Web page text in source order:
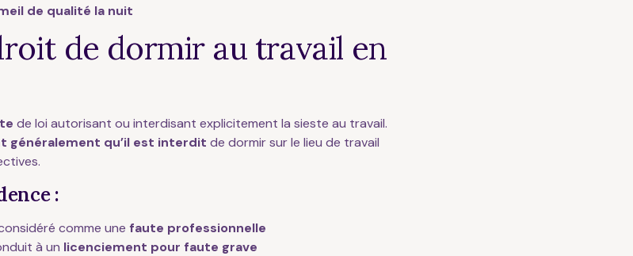
de qualité la nuit
de dormir au travail en
de loi autorisant ou interdisant explicitement la sieste au travail.
généralement qu’il est interdit de dormir sur le lieu de travail
:
comme une faute professionnelle
à un licenciement pour faute grave